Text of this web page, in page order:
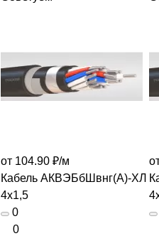
от 104.90 ₽/м
Кабель АКВЭБбШвнг(А)-ХЛ
4х1,5
0
0